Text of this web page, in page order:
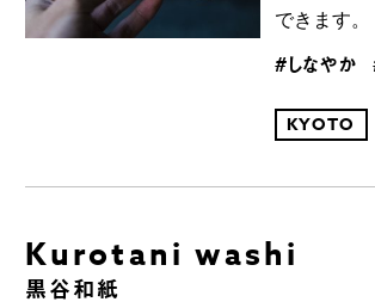
できます。
#しなやか
KYOTO
Kurotani washi
黒谷和紙